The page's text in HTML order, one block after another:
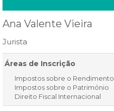
Ana Valente Vieira
Jurista
Áreas de Inscrição
Impostos sobre o Rendimento
Impostos sobre o Património
Direito Fiscal Internacional